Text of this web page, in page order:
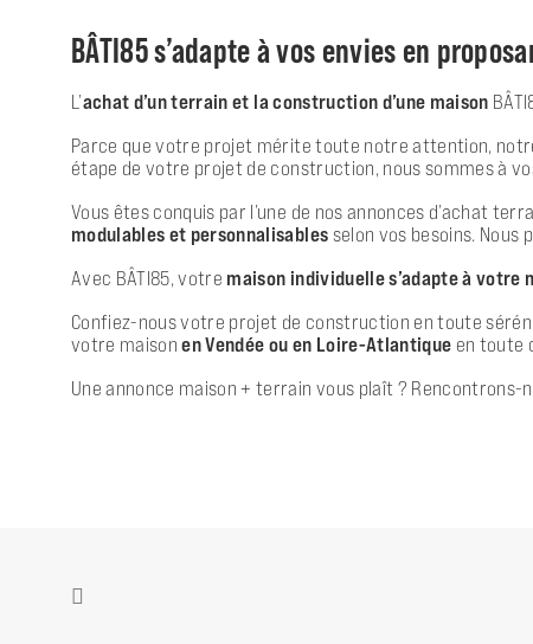
BÂTI85 s’adapte à vos envies en
L’achat d’un terrain et la construction d’une maison
Parce que votre projet mérite toute notre attention,
étape de votre projet de construction, nous sommes à
Vous êtes conquis par l’une de nos annonces d’achat
modulables et personnalisables selon vos besoins.
Avec BÂTI85, votre maison individuelle s’adapte à votre
Confiez-nous votre projet de construction en toute
votre maisonen Vendée ou en Loire-Atlantique en toute
Une annonce maison + terrain vous plaît ? Rencontrons-